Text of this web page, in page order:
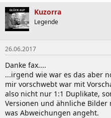
Kuzorra
Legende
26.06.2017
Danke fax....
...irgend wie war es das aber
mir vorschwebt war mit
also nicht nur 1:1 Duplikate,
Versionen und ähnliche
was Abweichungen angeht.